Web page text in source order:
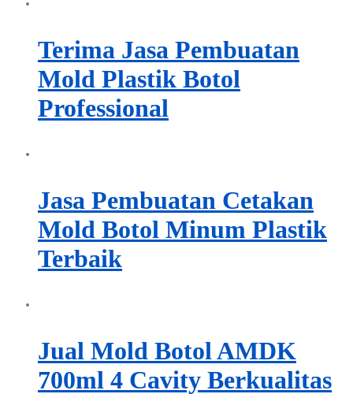
Terima Jasa Pembuatan
Mold Plastik Botol
Professional
Jasa Pembuatan Cetakan
Mold Botol Minum Plastik
Terbaik
Jual Mold Botol AMDK
700ml 4 Cavity Berkualitas